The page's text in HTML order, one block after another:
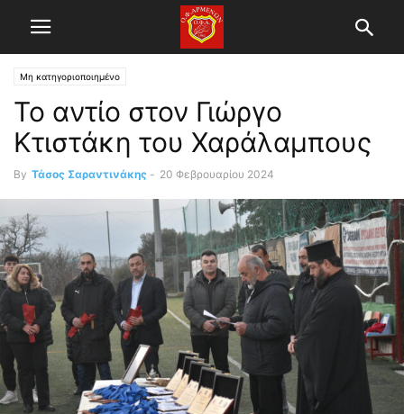
Μη κατηγοριοποιημένο
Το αντίο στον Γιώργο
Κτιστάκη του Χαράλαμπους
By Τάσος Σαραντινάκης - 20 Φεβρουαρίου 2024